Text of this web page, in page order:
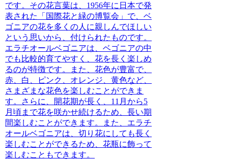
です。その花言葉は、1956年に日本で発
表された「国際花と緑の博覧会」で、ベ
ゴニアの花を多くの人に親しんでほしい
という思いから、付けられたものです。
エラチオールベゴニアは、ベゴニアの中
でも比較的育てやすく、花を長く楽しめ
るのが特徴です。また、花色が豊富で、
赤、白、ピンク、オレンジ、黄色など、
さまざまな花色を楽しむことができま
す。さらに、開花期が長く、11月から5
月頃まで花を咲かせ続けるため、長い期
間楽しむことができます。また、エラチ
オールベゴニアは、切り花にしても長く
楽しむことができるため、花瓶に飾って
楽しむこともできます。